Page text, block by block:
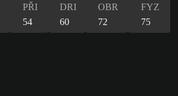
PŘI
54
DRI
60
OBR
72
FYZ
75